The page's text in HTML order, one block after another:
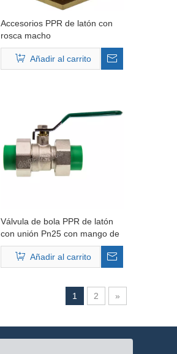
Accesorios PPR de latón con
rosca macho
Añadir al carrito
Válvula de bola PPR de latón
con unión Pn25 con mango de
nivel
Añadir al carrito
1 2 »